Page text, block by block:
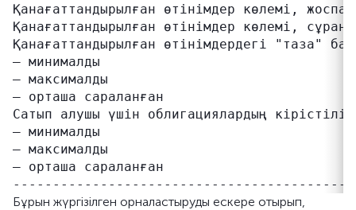
Қанағаттандырылған өтінімдер көлемі,
Қанағаттандырылған өтінімдер көлемі,
Қанағаттандырылған өтінімдердегі "таза"
– минималды
– максималды
– орташа сараланған
Сатып алушы үшін облигациялардың
– минималды
– максималды
– орташа сараланған
Бұрын жүргізілген орналастыруды ескере отырып,